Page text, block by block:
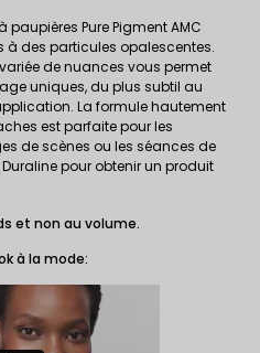
Pure Pigment AMC
à des particules opalescentes.
de nuances vous permet
uniques, du plus subtil au
La formule hautement
est parfaite pour les
de scènes ou les séances de
pour obtenir un produit
et non au volume.
à la mode: